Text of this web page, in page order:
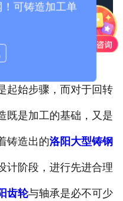
始步骤，而对于回转
既是加工的基础，又是
铸造出的洛阳大型铸钢
计阶段，进行先进合理
齿轮与轴承是必不可少
可铸造加工单